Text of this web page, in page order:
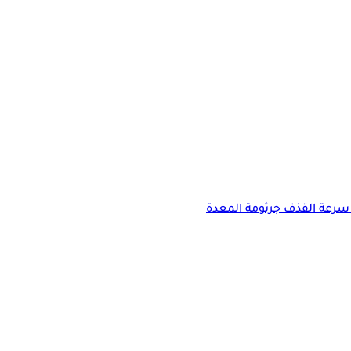
سرعة القذفجرثومة المعدة